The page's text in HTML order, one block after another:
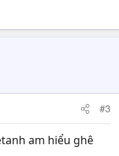
#3
am hiểu ghê